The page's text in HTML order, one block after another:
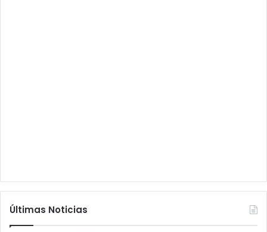
Últimas Noticias